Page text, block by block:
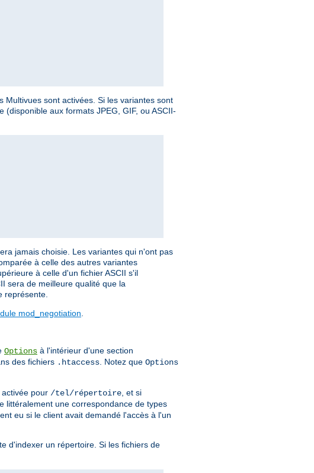
sont activées. Si les variantes sont
aux formats JPEG, GIF, ou ASCII-
jamais choisie. Les variantes qui n'ont pas
à celle des autres variantes
à celle d'un fichier ASCII s'il
sera de meilleure qualité que la
représente.
mod_negotiation.
Options à l'intérieur d'une section
des fichiers .htaccess. Notez que Options
activée pour /tel/répertoire, et si
littéralement une correspondance de types
eu si le client avait demandé l'accès à l'un
d'indexer un répertoire. Si les fichiers de